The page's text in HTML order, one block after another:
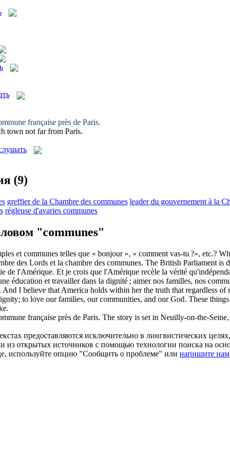
française près de Paris.
town not far from Paris.
(9)
greffier de la Chambre des communes leader du gouvernement à la
régleuse d'avaries communes
"communes"
et communes telles que « bonjour », « comment vas-tu ?», etc.?
des Lords et la chambre des communes. The British Parliament is
l'Amérique. Et je crois que l'Amérique recèle la vérité
éducation et travailler dans la dignité ; aimer nos familles, nos
I believe that America holds within her the truth that regardless
to love our families, our communities, and our God. These
française près de Paris. The story is set in Neuilly-on-the-Seine,
предоставляются исключительно в лингвистических
из открытых источников с помощью технологии поиска на
используйте опцию "Сообщить о проблеме" или напишите нам